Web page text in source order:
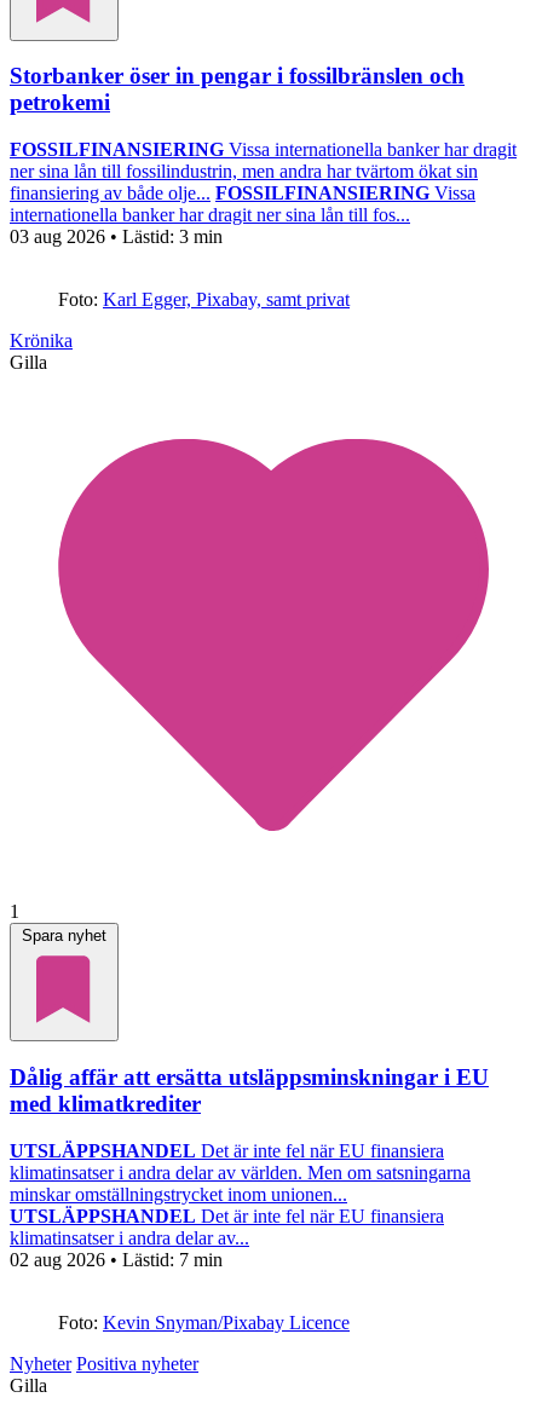
Storbanker öser in pengar i fossilbränslen och
petrokemi
FOSSILFINANSIERING Vissa internationella banker har dragit
ner sina lån till fossilindustrin, men andra har tvärtom ökat sin
finansiering av både olje... FOSSILFINANSIERING Vissa
internationella banker har dragit ner sina lån till fos...
03 aug 2026 • Lästid: 3 min
Foto: Karl Egger, Pixabay, samt privat
Krönika
Gilla
1
Spara nyhet
Dålig affär att ersätta utsläppsminskningar i EU
med klimatkrediter
UTSLÄPPSHANDEL Det är inte fel när EU finansiera
klimatinsatser i andra delar av världen. Men om satsningarna
minskar omställningstrycket inom unionen...
UTSLÄPPSHANDEL Det är inte fel när EU finansiera
klimatinsatser i andra delar av...
02 aug 2026 • Lästid: 7 min
Foto: Kevin Snyman/Pixabay Licence
Nyheter Positiva nyheter
Gilla